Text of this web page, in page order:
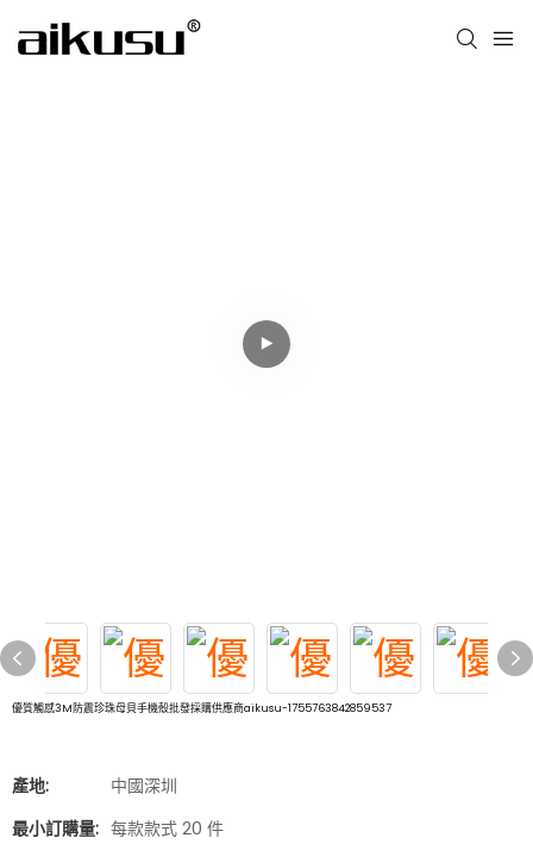
優質觸感3M防震珍珠母貝手機殼批發採購供應商aikusu-1755763842859537
產地:
中國深圳
最小訂購量: 每款款式 20 件